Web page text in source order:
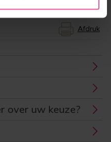
Afdruk
over uw keuze?